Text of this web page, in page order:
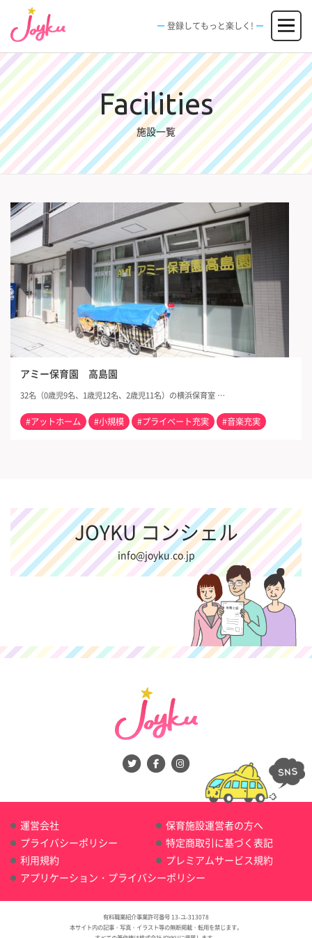
ン
ツ
へ
ス
キ
ッ
プ
メニュー
JOBS
求人情報
FACILITIES
施設
SPECIAL
エンタメ特典
EVENT
イベント
新規登録 ログイン
登録してもっと楽しく!
Facilities
施設一覧
アミー保育園 高島園
32名（0歳児9名、1歳児12名、2歳児11名）の横浜保育室 …
#アットホーム #小規模 #プライベート充実 #音楽充実
JOYKU コンシェル
info@joyku.co.jp
運営会社
保育施設運営者の方へ
プライバシーポリシー
特定商取引に基づく表記
利用規約
プレミアムサービス規約
アプリケーション・プライバシーポリシー
有料職業紹介事業許可番号 13-ユ-313078
本サイト内の記事・写真・イラスト等の無断掲載・転用を禁じます。